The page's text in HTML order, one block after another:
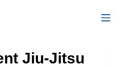
Jiu-Jitsu